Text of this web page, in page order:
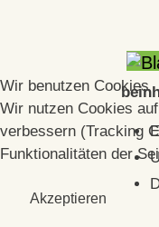
Wir benutzen Cookies
Wir nutzen Cookies
verbessern (Tracking
Funktionalitäten der
Akzeptieren